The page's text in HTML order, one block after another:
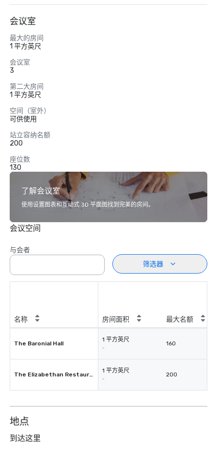
会议室
最大的房间
1 平方英尺
会议室
3
第二大房间
1 平方英尺
空间（室外）
可供使用
站立容纳名额
200
座位数
130
了解会议室
使用设置图表和互动式 3D 平面图找到完美的房间。
会议空间
与会者
筛选器
名称 房间面积 最大名额
The Baronial Hall
1 平方英尺
-
160
The Elizabethan Restaurant
1 平方英尺
-
200
地点
到达这里